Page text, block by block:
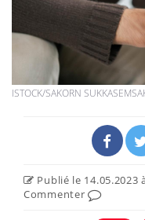
ISTOCK/SAKORN
Publié le 14.05.2023
Commenter